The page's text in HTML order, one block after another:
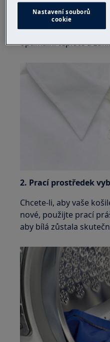
Před praním košili
manžet a límců.
doporučení na štítku,
optimální teplotě a
2. Prací prostředek
Chcete-li, aby vaše
nové, použijte prací
aby bílá zůstala
Nastavení souborů
cookie